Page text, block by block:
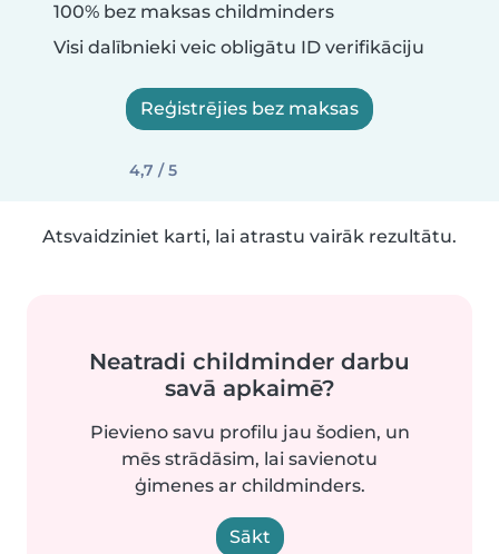
100% bez maksas childminders
Visi dalībnieki veic obligātu ID verifikāciju
Reģistrējies bez maksas
4,7 / 5
Atsvaidziniet karti, lai atrastu vairāk rezultātu.
Neatradi childminder darbu
savā apkaimē?
Pievieno savu profilu jau šodien, un
mēs strādāsim, lai savienotu
ģimenes ar childminders.
Sākt